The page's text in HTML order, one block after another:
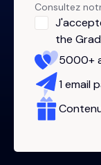
Consultez
the
5000+
1 email